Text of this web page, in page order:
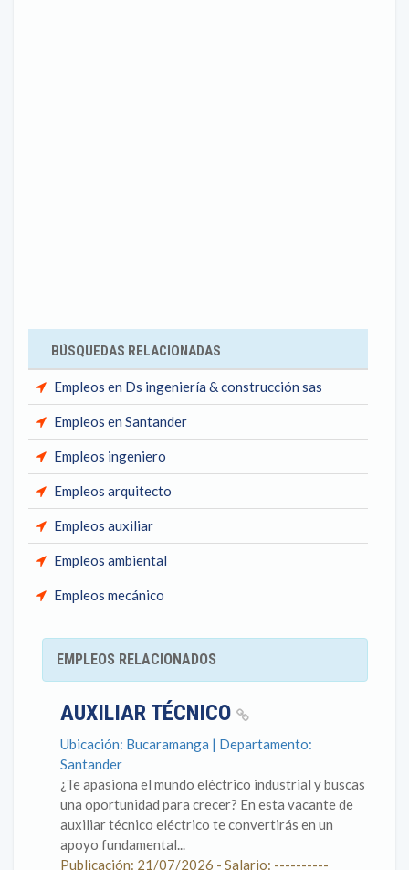
BÚSQUEDAS RELACIONADAS
Empleos en Ds ingeniería & construcción sas
Empleos en Santander
Empleos ingeniero
Empleos arquitecto
Empleos auxiliar
Empleos ambiental
Empleos mecánico
EMPLEOS RELACIONADOS
AUXILIAR TÉCNICO
Ubicación: Bucaramanga | Departamento:
Santander
¿Te apasiona el mundo eléctrico industrial y buscas
una oportunidad para crecer? En esta vacante de
auxiliar técnico eléctrico te convertirás en un
apoyo fundamental...
Publicación: 21/07/2026 - Salario: ----------